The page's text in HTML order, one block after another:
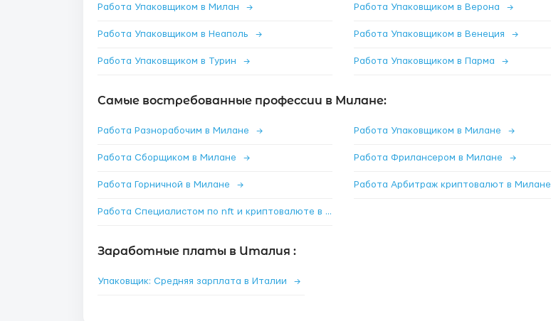
Работа Упаковщиком в Милан → Работа Упаковщиком в Верона →
Работа Упаковщиком в Неаполь → Работа Упаковщиком в Венеция →
Работа Упаковщиком в Турин → Работа Упаковщиком в Парма →
Самые востребованные профессии в Милане:
Работа Разнорабочим в Милане → Работа Упаковщиком в Милане →
Работа Сборщиком в Милане → Работа Фрилансером в Милане →
Работа Горничной в Милане → Работа Арбитраж криптовалют в Милане
Работа Специалистом по nft и криптовалюте в Милане
Заработные платы в Италия :
Упаковщик: Средняя зарплата в Италии →